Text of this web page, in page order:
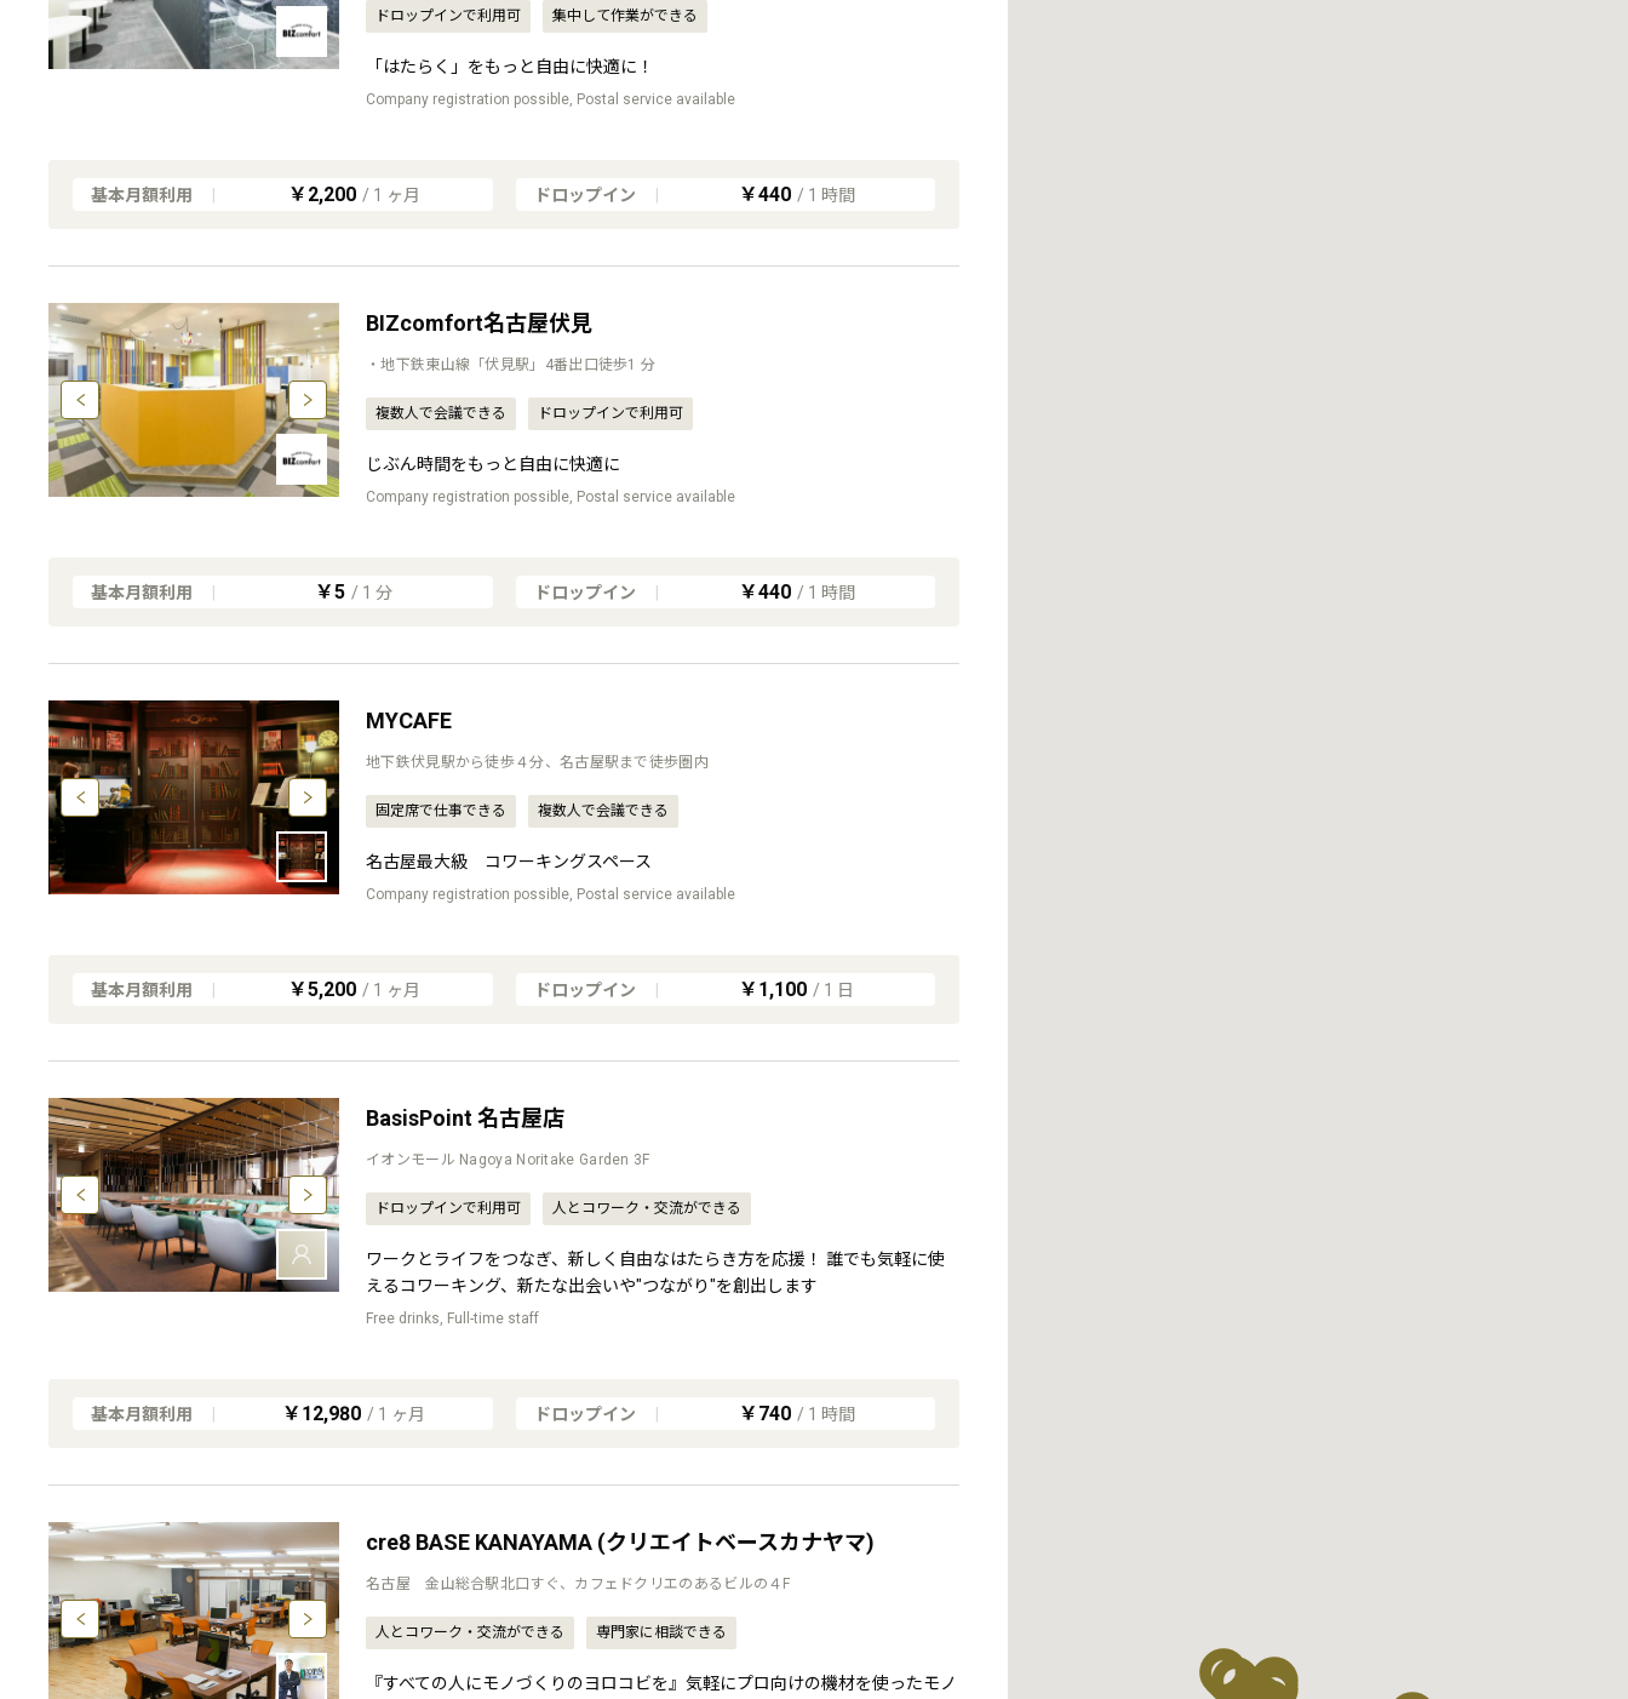
ドロップインで利用可 集中して作業ができる
「はたらく」をもっと自由に快適に！
Company registration possible, Postal service available
基本月額利用 | ￥2,200 / 1 ヶ月 ドロップイン | ￥440 / 1 時間
BIZcomfort名古屋伏見
・地下鉄東山線「伏見駅」4番出口徒歩1 分
複数人で会議できる ドロップインで利用可
じぶん時間をもっと自由に快適に
Company registration possible, Postal service available
基本月額利用 | ￥5 / 1 分 ドロップイン | ￥440 / 1 時間
MYCAFE
地下鉄伏見駅から徒歩４分、名古屋駅まで徒歩圏内
固定席で仕事できる 複数人で会議できる
名古屋最大級 コワーキングスペース
Company registration possible, Postal service available
基本月額利用 | ￥5,200 / 1 ヶ月 ドロップイン | ￥1,100 / 1 日
BasisPoint 名古屋店
イオンモール Nagoya Noritake Garden 3F
ドロップインで利用可 人とコワーク・交流ができる
ワークとライフをつなぎ、新しく自由なはたらき方を応援！ 誰でも気軽に使
えるコワーキング、新たな出会いや"つながり"を創出します
Free drinks, Full-time staff
基本月額利用 | ￥12,980 / 1 ヶ月 ドロップイン | ￥740 / 1 時間
cre8 BASE KANAYAMA (クリエイトベースカナヤマ)
名古屋 金山総合駅北口すぐ、カフェドクリエのあるビルの４F
人とコワーク・交流ができる 専門家に相談できる
『すべての人にモノづくりのヨロコビを』気軽にプロ向けの機材を使ったモノ